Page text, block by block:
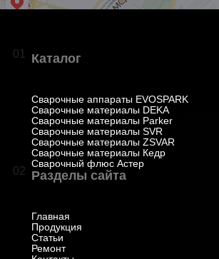
01 Каталог
Сварочные аппараты EVOSPARK
Сварочные материалы DEKA
Сварочные материалы Parker
Сварочные материалы SVR
Сварочные материалы ZSVAR
Сварочные материалы Кедр
Сварочный флюс Астер
02 Разделы сайта
Главная
Продукция
Статьи
Ремонт